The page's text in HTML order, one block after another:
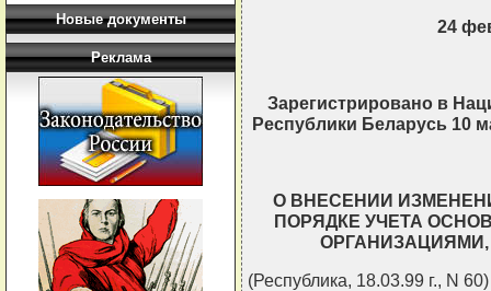
Новые документы
Реклама
24
Зарегистрировано в
Республики Беларусь 10
О ВНЕСЕНИИ
ПОРЯДКЕ УЧЕТА
(Республика, 18.03.99 г., N 60)